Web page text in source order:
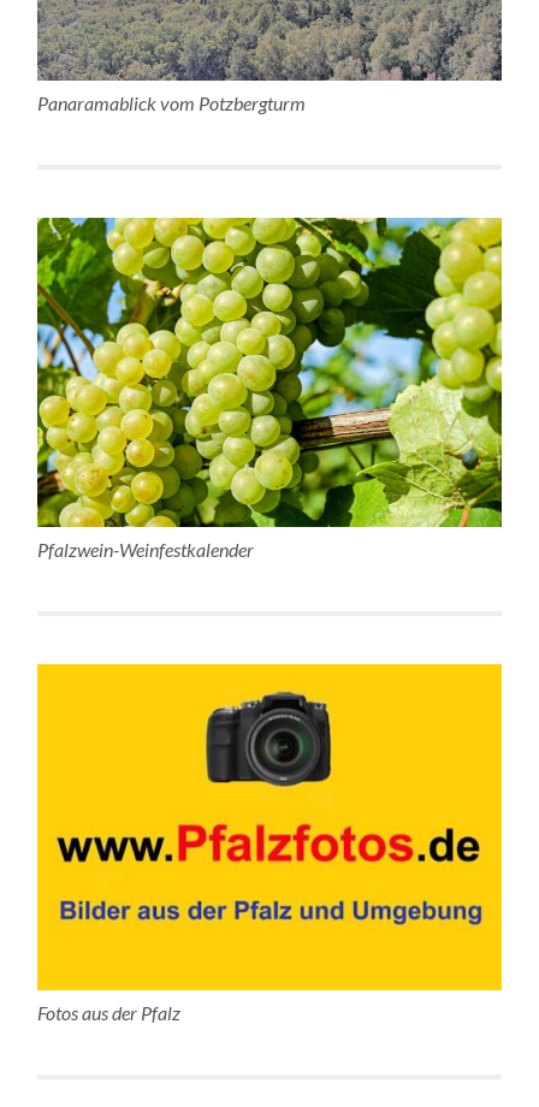
Panaramablick vom Potzbergturm
Pfalzwein-Weinfestkalender
Fotos aus der Pfalz